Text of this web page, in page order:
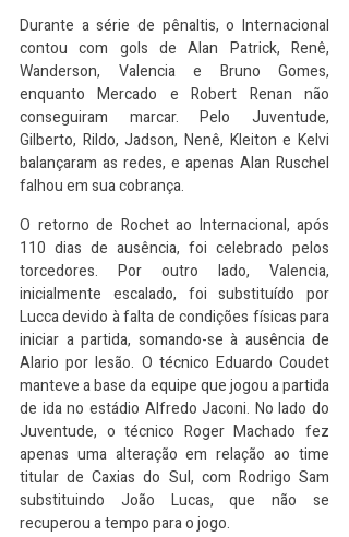
Durante a série de pênaltis, o Internacional
contou com gols de Alan Patrick, Renê,
Wanderson, Valencia e Bruno Gomes,
enquanto Mercado e Robert Renan não
conseguiram marcar. Pelo Juventude,
Gilberto, Rildo, Jadson, Nenê, Kleiton e Kelvi
balançaram as redes, e apenas Alan Ruschel
falhou em sua cobrança.
O retorno de Rochet ao Internacional, após
110 dias de ausência, foi celebrado pelos
torcedores. Por outro lado, Valencia,
inicialmente escalado, foi substituído por
Lucca devido à falta de condições físicas para
iniciar a partida, somando-se à ausência de
Alario por lesão. O técnico Eduardo Coudet
manteve a base da equipe que jogou a partida
de ida no estádio Alfredo Jaconi. No lado do
Juventude, o técnico Roger Machado fez
apenas uma alteração em relação ao time
titular de Caxias do Sul, com Rodrigo Sam
substituindo João Lucas, que não se
recuperou a tempo para o jogo.